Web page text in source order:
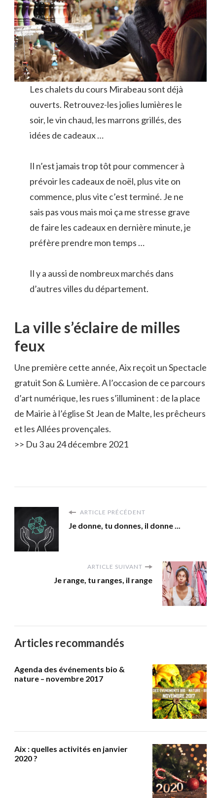
Les chalets du cours Mirabeau sont déjà
ouverts. Retrouvez-les jolies lumières le
soir, le vin chaud, les marrons grillés, des
idées de cadeaux …
Il n’est jamais trop tôt pour commencer à
prévoir les cadeaux de noël, plus vite on
commence, plus vite c’est terminé. Je ne
sais pas vous mais moi ça me stresse grave
de faire les cadeaux en dernière minute, je
préfère prendre mon temps …
Il y a aussi de nombreux marchés dans
d’autres villes du département.
La ville s’éclaire de milles
feux
Une première cette année, Aix reçoit un Spectacle
gratuit Son & Lumière. A l’occasion de ce parcours
d’art numérique, les rues s’illuminent : de la place
de Mairie à l’église St Jean de Malte, les prêcheurs
et les Allées provençales.
>> Du 3 au 24 décembre 2021
ARTICLE PRÉCÉDENT
Je donne, tu donnes, il donne ...
ARTICLE SUIVANT
Je range, tu ranges, il range
Articles recommandés
Agenda des événements bio &
nature – novembre 2017
Aix : quelles activités en janvier
2020 ?